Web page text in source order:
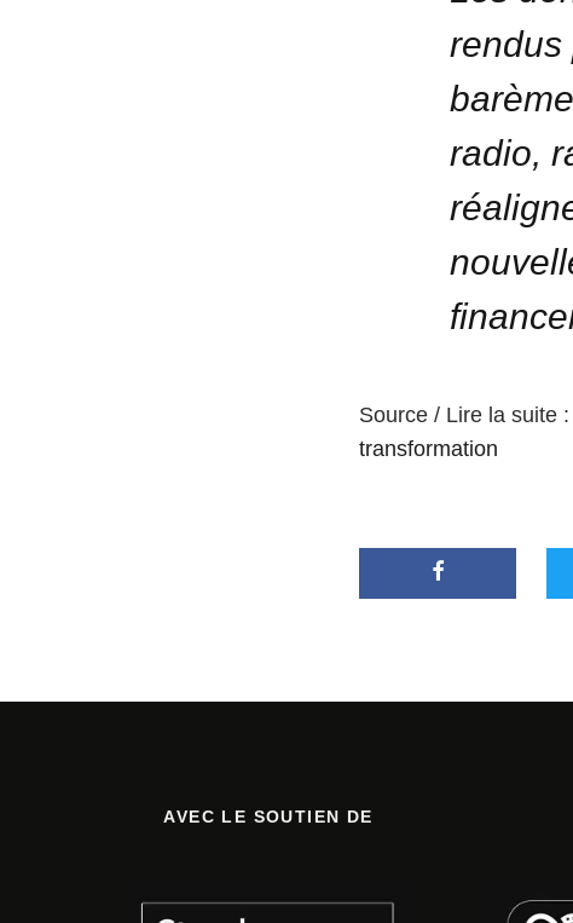
rendus
radio,
Source / Lire la suite :
transformation
AVEC LE SOUTIEN DE